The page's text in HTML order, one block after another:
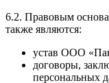
6.2. Правовым
также являются:
устав ООО
договоры,
персональных